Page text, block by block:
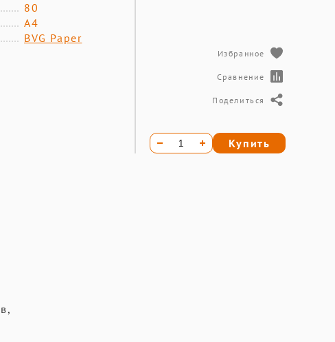
80
А4
BVG Paper
Избранное
Сравнение
Поделиться
Купить